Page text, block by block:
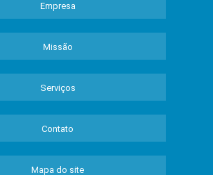
Empresa
Missão
Serviços
Contato
Mapa do site